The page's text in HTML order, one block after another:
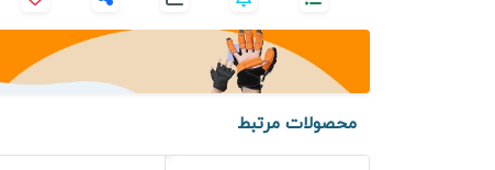
محصولات مرتبط